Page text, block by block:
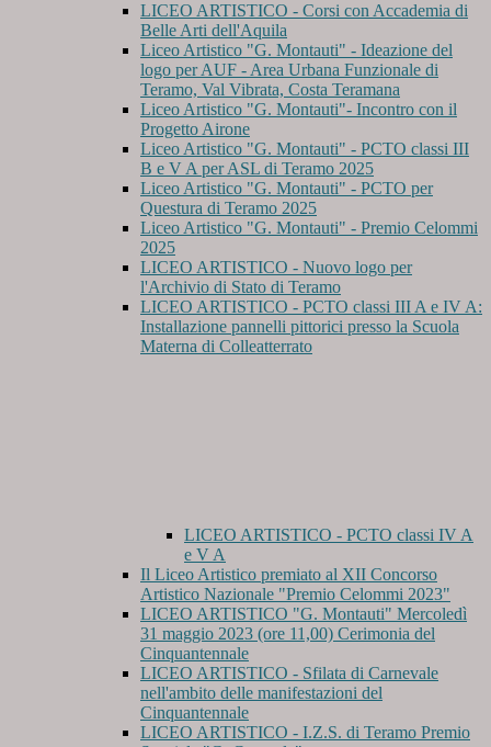
LICEO ARTISTICO - Corsi con Accademia di
Belle Arti dell'Aquila
Liceo Artistico "G. Montauti" - Ideazione del
logo per AUF - Area Urbana Funzionale di
Teramo, Val Vibrata, Costa Teramana
Liceo Artistico "G. Montauti"- Incontro con il
Progetto Airone
Liceo Artistico "G. Montauti" - PCTO classi III
B e V A per ASL di Teramo 2025
Liceo Artistico "G. Montauti" - PCTO per
Questura di Teramo 2025
Liceo Artistico "G. Montauti" - Premio Celommi
2025
LICEO ARTISTICO - Nuovo logo per
l'Archivio di Stato di Teramo
LICEO ARTISTICO - PCTO classi III A e IV A:
Installazione pannelli pittorici presso la Scuola
Materna di Colleatterrato
LICEO ARTISTICO - PCTO classi IV A
e V A
Il Liceo Artistico premiato al XII Concorso
Artistico Nazionale "Premio Celommi 2023"
LICEO ARTISTICO "G. Montauti" Mercoledì
31 maggio 2023 (ore 11,00) Cerimonia del
Cinquantennale
LICEO ARTISTICO - Sfilata di Carnevale
nell'ambito delle manifestazioni del
Cinquantennale
LICEO ARTISTICO - I.Z.S. di Teramo Premio